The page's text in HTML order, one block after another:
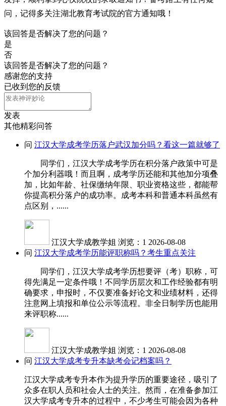
问，记得多关注湖北教育考试院的官方通知哦！
该回答是否解决了您的问题？
是
否
该回答是否解决了您的问题？
感谢您的支持
已收到您的反馈
发表
其他精彩问答
问 江汉大学成考学历落户武汉加分吗？看这一篇就够了
同学们，江汉大学成考学历在积分落户政策中可是
个加分利器哦！而且啊，成考学历还能和其他加分项叠
加，比如年龄、社保缴纳年限、职业资格这些，都能帮
你提高积分落户的成功率。成考本科和普通本科虽然有
点区别，......
江汉大学成教学姐 浏览：1 2026-08-08
问 江汉大学成考学历能评职称吗？考生重点关注
同学们，江汉大学成考学历想要评（考）职称，可
得先满足一定条件哦！不同学历层次和工作经验都有明
确要求，申报时，不仅要准备好论文和业绩材料，还得
注意网上填报和单位公示等流程。非全日制学历也能用
来评职称......
江汉大学成教学姐 浏览：1 2026-08-08
问 江汉大学成考专升本缺考会记档案吗？
江汉大学成考专升本作为提升学历的重要途径，吸引了
众多在职人员和社会人士的关注。然而，在准备参加江
汉大学成考专升本的过程中，不少考生可能会因为各种